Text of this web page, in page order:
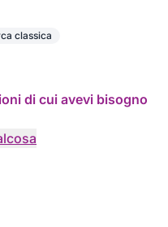
classica
di cui avevi bisogno